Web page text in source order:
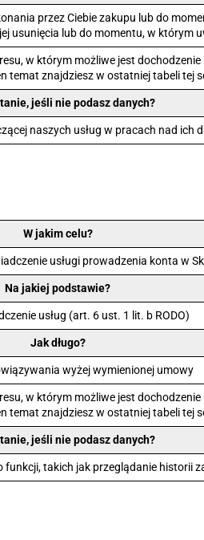
przez Ciebie zakupu lub do
usunięcia lub do momentu, w którym
w którym możliwe jest
temat znajdziesz w ostatniej tabeli tej
jeśli nie podasz danych?
naszych usług w pracach nad ich
W jakim celu?
usługi prowadzenia konta w
Na jakiej podstawie?
usług (art. 6 ust. 1 lit. b RODO)
Jak długo?
wyżej wymienionej umowy
w którym możliwe jest
temat znajdziesz w ostatniej tabeli tej
jeśli nie podasz danych?
funkcji, takich jak przeglądanie historii